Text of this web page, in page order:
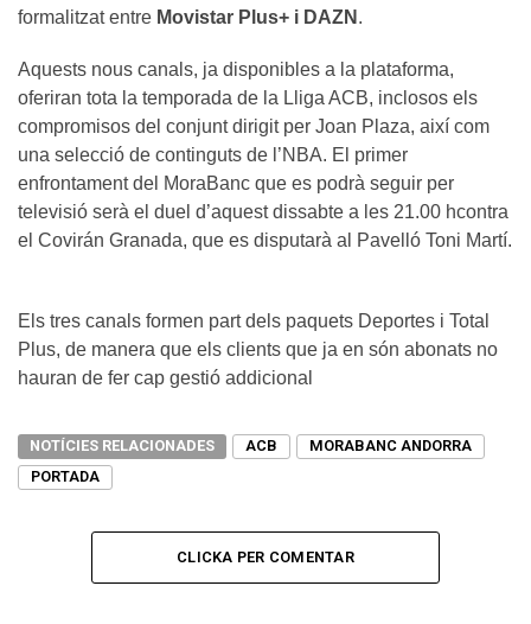
formalitzat entre Movistar Plus+ i DAZN .
Aquests nous canals, ja disponibles a la plataforma,
oferiran tota la temporada de la Lliga ACB, inclosos els
compromisos del conjunt dirigit per Joan Plaza, així com
una selecció de continguts de l’NBA. El primer
enfrontament del MoraBanc que es podrà seguir per
televisió serà el duel d’aquest dissabte a les 21.00 hcontra
el Covirán Granada, que es disputarà al Pavelló Toni Martí.
Els tres canals formen part dels paquets Deportes i Total
Plus, de manera que els clients que ja en són abonats no
hauran de fer cap gestió addicional
NOTÍCIES RELACIONADES ACB
MORABANC ANDORRA
PORTADA
CLICKA PER COMENTAR